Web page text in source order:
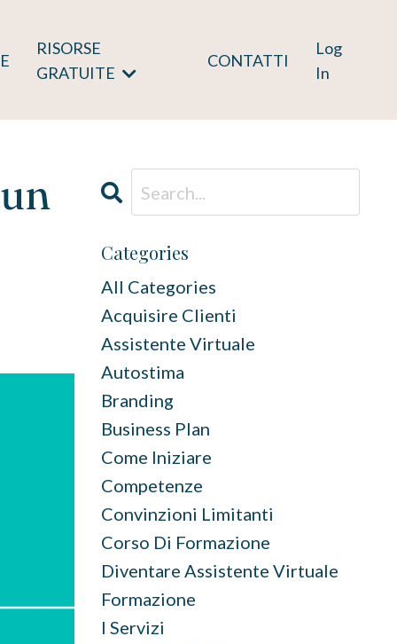
RISORSE
GRATUITE
CONTATTI
Log
In
Categories
All Categories
Acquisire Clienti
Assistente Virtuale
Autostima
Branding
Business Plan
Come Iniziare
Competenze
Convinzioni Limitanti
Corso Di Formazione
Diventare Assistente Virtuale
Formazione
I Servizi